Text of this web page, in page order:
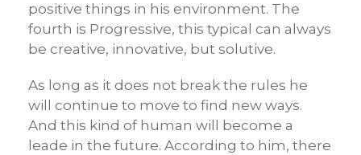
positive things in his environment. The
fourth is Progressive, this typical can always
be creative, innovative, but solutive.
As long as it does not break the rules he
will continue to move to find new ways.
And this kind of human will become a
leade in the future. According to him, there